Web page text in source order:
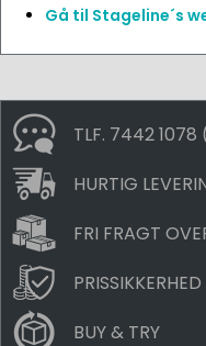
Gå til Stageline´s
TLF. 7442 1078
HURTIG
FRI FRAGT
PRISSIKKERHED
BUY & TRY